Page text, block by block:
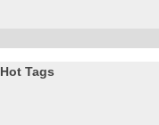
Hot Tags